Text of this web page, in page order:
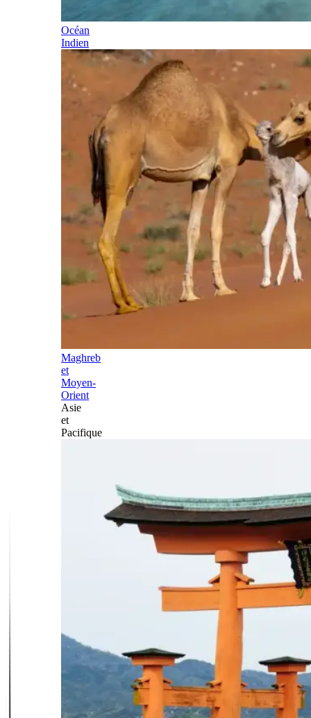
Océan
Indien
Maghreb
et
Moyen-
Orient
Asie
et
Pacifique